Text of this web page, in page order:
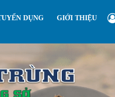
DỤNG GIỚI THIỆU